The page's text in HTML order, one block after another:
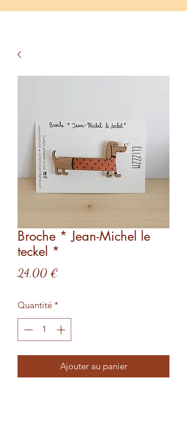
Broche * Jean-Michel le
teckel *
24,00 €
Quantité *
Ajouter au panier